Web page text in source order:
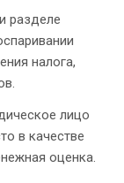
разделе
налога,
лицо
в качестве
оценка.